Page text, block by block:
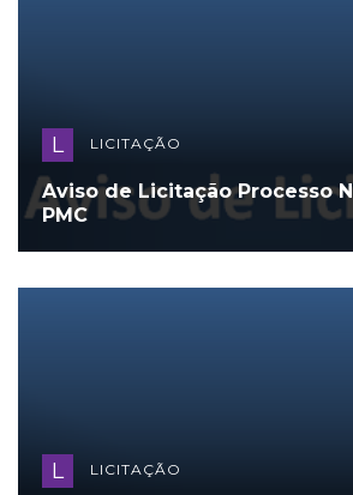
L LICITAÇÃO
Aviso de Licitação Processo
PMC
L LICITAÇÃO